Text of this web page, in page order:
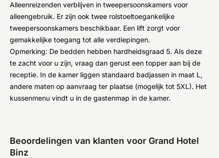
Alleenreizenden verblijven in tweepersoonskamers voor
alleengebruik. Er zijn ook twee rolstoeltoegankelijke
tweepersoonskamers beschikbaar. Een lift zorgt voor
gemakkelijke toegang tot alle verdiepingen.
Opmerking: De bedden hebben hardheidsgraad 5. Als deze
te zacht voor u zijn, vraag dan gerust een topper aan bij de
receptie. In de kamer liggen standaard badjassen in maat L,
andere maten op aanvraag ter plaatse (mogelijk tot 5XL). Het
kussenmenu vindt u in de gastenmap in de kamer.
Beoordelingen van klanten voor Grand Hotel
Binz